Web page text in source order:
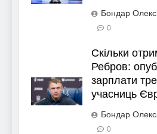
Бондар
0
Скільки
Ребров:
зарплати
учасниць
Бондар
0